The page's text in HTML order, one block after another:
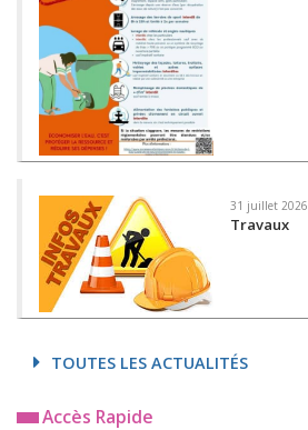
31 juillet 2026
Travaux
TOUTES LES ACTUALITÉS
Accès Rapide